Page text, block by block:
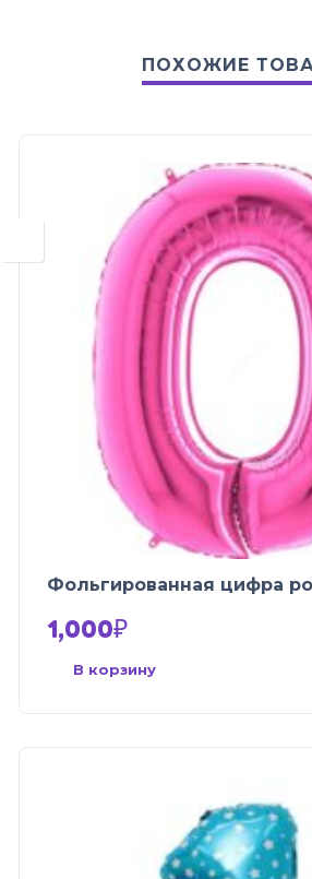
ПОХОЖИЕ
Фольгированная цифра
1,000₽
В корзину